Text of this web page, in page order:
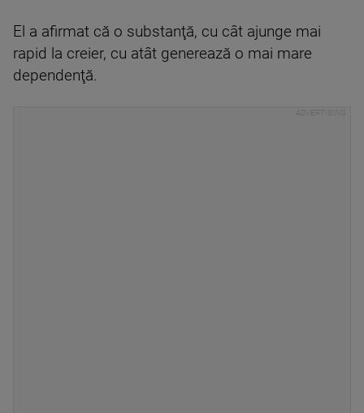
El a afirmat că o substanţă, cu cât ajunge mai
rapid la creier, cu atât generează o mai mare
dependenţă.